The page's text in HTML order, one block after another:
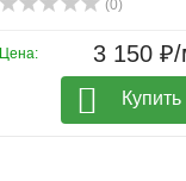
(0)
Цена: 3 150
Купить